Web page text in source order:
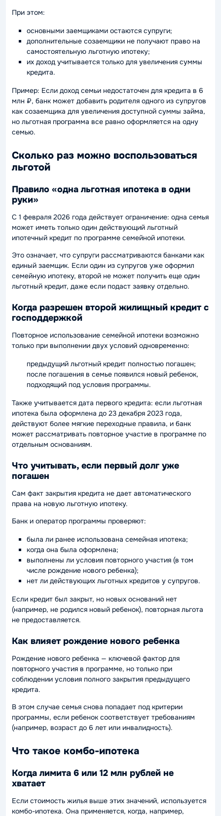
При этом:
основными заемщиками остаются супруги;
дополнительные созаемщики не получают право на
самостоятельную льготную ипотеку;
их доход учитывается только для увеличения суммы
кредита.
Пример: Если доход семьи недостаточен для кредита в 6
млн ₽, банк может добавить родителя одного из супругов
как созаемщика для увеличения доступной суммы займа,
но льготная программа все равно оформляется на одну
семью.
Сколько раз можно воспользоваться
льготой
Правило «одна льготная ипотека в одни
руки»
С 1 февраля 2026 года действует ограничение: одна семья
может иметь только один действующий льготный
ипотечный кредит по программе семейной ипотеки.
Это означает, что супруги рассматриваются банками как
единый заемщик. Если один из супругов уже оформил
семейную ипотеку, второй не может получить еще один
льготный кредит, даже если подаст заявку отдельно.
Когда разрешен второй жилищный кредит с
господдержкой
Повторное использование семейной ипотеки возможно
только при выполнении двух условий одновременно:
предыдущий льготный кредит полностью погашен;
после погашения в семье появился новый ребенок,
подходящий под условия программы.
Также учитывается дата первого кредита: если льготная
ипотека была оформлена до 23 декабря 2023 года,
действуют более мягкие переходные правила, и банк
может рассматривать повторное участие в программе по
отдельным основаниям.
Что учитывать, если первый долг уже
погашен
Сам факт закрытия кредита не дает автоматического
права на новую льготную ипотеку.
Банк и оператор программы проверяют:
была ли ранее использована семейная ипотека;
когда она была оформлена;
выполнены ли условия повторного участия (в том
числе рождение нового ребенка);
нет ли действующих льготных кредитов у супругов.
Если кредит был закрыт, но новых оснований нет
(например, не родился новый ребенок), повторная льгота
не предоставляется.
Как влияет рождение нового ребенка
Рождение нового ребенка — ключевой фактор для
повторного участия в программе, но только при
соблюдении условия полного закрытия предыдущего
кредита.
В этом случае семья снова попадает под критерии
программы, если ребенок соответствует требованиям
(например, возраст до 6 лет или инвалидность).
Что такое комбо-ипотека
Когда лимита 6 или 12 млн рублей не
хватает
Если стоимость жилья выше этих значений, используется
комбо-ипотека. Она применяется, когда, например,